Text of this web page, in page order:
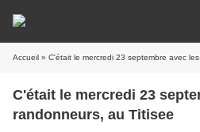
Accueil » C'était le mercredi 23 septembre avec
C'était le mercredi 23
randonneurs, au Titisee